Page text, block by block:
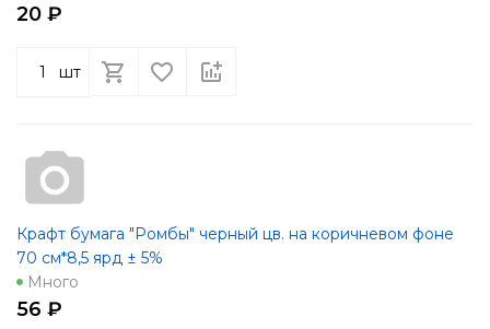
20 ₽
шт
Крафт бумага "Ромбы" черный цв. на коричневом фоне
70 см*8,5 ярд ± 5%
Много
56 ₽